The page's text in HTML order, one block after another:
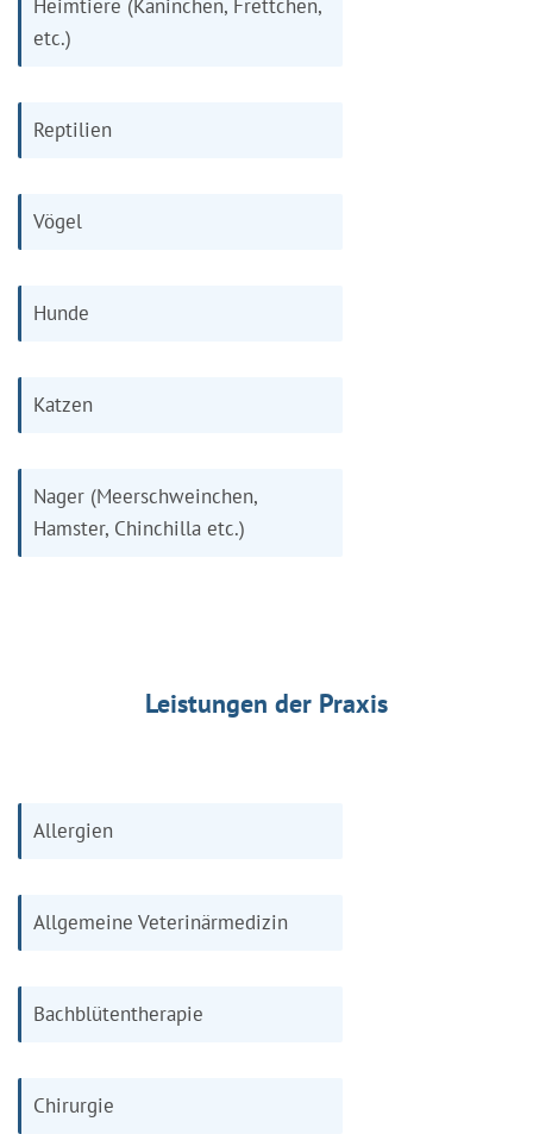
Heimtiere (Kaninchen, Frettchen,
etc.)
Reptilien
Vögel
Hunde
Katzen
Nager (Meerschweinchen,
Hamster, Chinchilla etc.)
Leistungen der Praxis
Allergien
Allgemeine Veterinärmedizin
Bachblütentherapie
Chirurgie